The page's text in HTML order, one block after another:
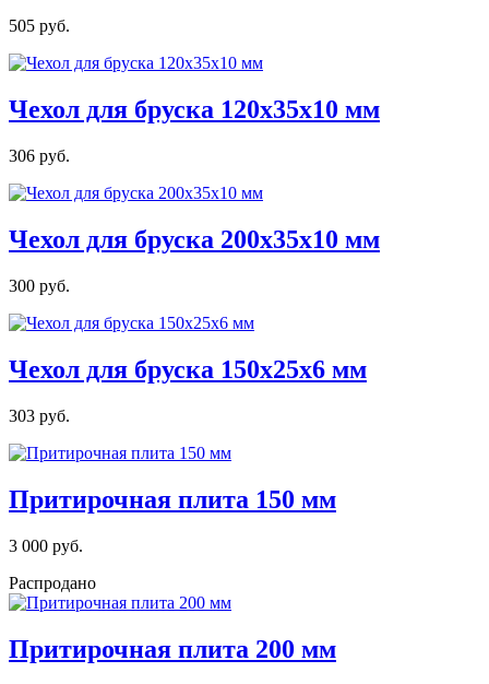
505 руб.
Чехол для бруска 120х35х10 мм
306 руб.
Чехол для бруска 200х35х10 мм
300 руб.
Чехол для бруска 150х25х6 мм
303 руб.
Притирочная плита 150 мм
3 000 руб.
Распродано
Притирочная плита 200 мм